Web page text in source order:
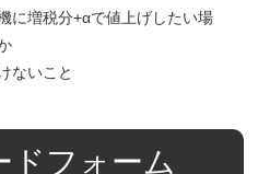
に増税分+αで値上げしたい場
ないこと
ドフォーム